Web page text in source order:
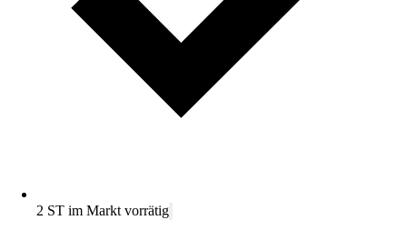
2 ST im Markt vorrätig